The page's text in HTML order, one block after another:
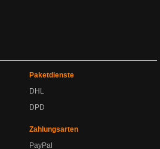
Paketdienste
DHL
DPD
Zahlungsarten
PayPal